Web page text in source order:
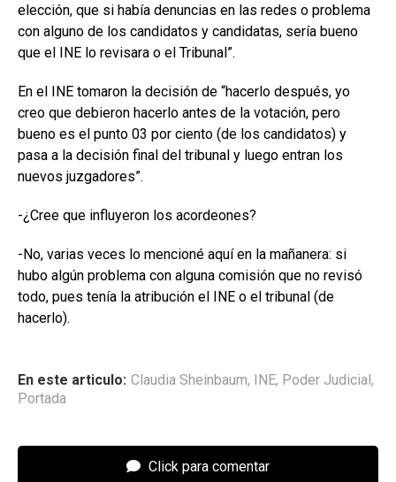
elección, que si había denuncias en las redes o problema
con alguno de los candidatos y candidatas, sería bueno
que el INE lo revisara o el Tribunal”.
En el INE tomaron la decisión de “hacerlo después, yo
creo que debieron hacerlo antes de la votación, pero
bueno es el punto 03 por ciento (de los candidatos) y
pasa a la decisión final del tribunal y luego entran los
nuevos juzgadores”.
-¿Cree que influyeron los acordeones?
-No, varias veces lo mencioné aquí en la mañanera: si
hubo algún problema con alguna comisión que no revisó
todo, pues tenía la atribución el INE o el tribunal (de
hacerlo).
En este articulo: Claudia Sheinbaum, INE, Poder Judicial,
Portada
Click para comentar